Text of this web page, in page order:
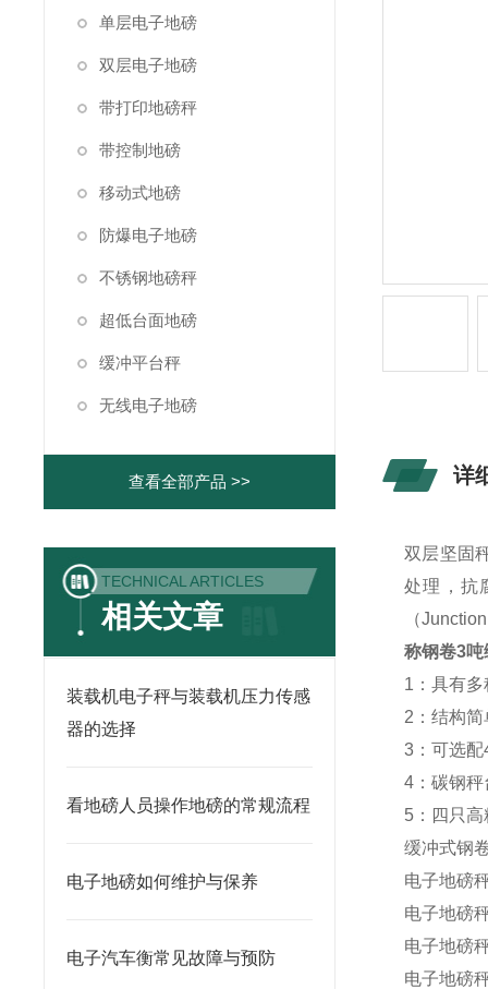
单层电子地磅
双层电子地磅
带打印地磅秤
带控制地磅
移动式地磅
防爆电子地磅
不锈钢地磅秤
超低台面地磅
缓冲平台秤
无线电子地磅
查看全部产品 >>
TECHNICAL ARTICLES
相关文章
装载机电子秤与装载机压力传感
器的选择
看地磅人员操作地磅的常规流程
电子地磅如何维护与保养
电子汽车衡常见故障与预防
详
双层坚固
处理，抗
（
称钢卷3
1：具有
2：结构
3：可选
4：碳钢秤
5：四只
缓冲式钢
电子地磅
电子地磅
电子地磅
电子地磅